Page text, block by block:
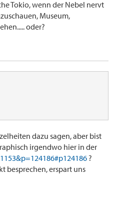
Tokio, wenn der Nebel nervt
Museum,
oder?
dazu sagen, aber bist
irgendwo hier in der
?
besprechen, erspart uns